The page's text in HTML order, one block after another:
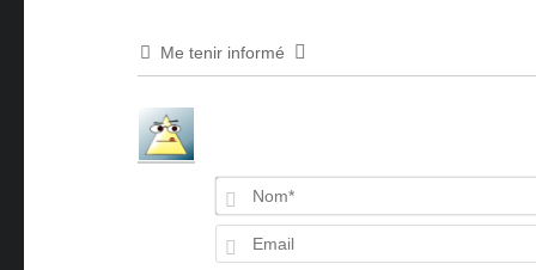
Me tenir informé